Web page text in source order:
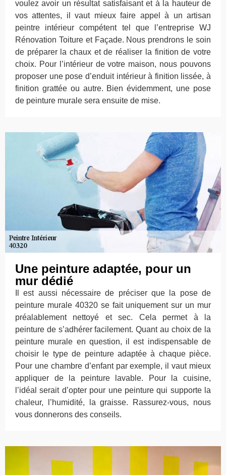
voulez avoir un résultat satisfaisant et à la hauteur de
vos attentes, il vaut mieux faire appel à un artisan
peintre intérieur compétent tel que l’entreprise WJ
Rénovation Toiture et Façade. Nous prendrons le soin
de préparer la chaux et de réaliser la finition de votre
choix. Pour l’intérieur de votre maison, nous pouvons
proposer une pose d’enduit intérieur à finition lissée, à
finition grattée ou autre. Bien évidemment, une pose
de peinture murale sera ensuite de mise.
Une peinture adaptée, pour un
mur dédié
Il est aussi nécessaire de préciser que la pose de
peinture murale 40320 se fait uniquement sur un mur
préalablement nettoyé et sec. Cela permet à la
peinture de s’adhérer facilement. Quant au choix de la
peinture murale en question, il est indispensable de
choisir le type de peinture adaptée à chaque pièce.
Pour une chambre d’enfant par exemple, il vaut mieux
appliquer de la peinture lavable. Pour la cuisine,
l’idéal serait d’opter pour une peinture qui supporte la
chaleur, l’humidité, la graisse. Rassurez-vous, nous
vous donnerons des conseils.